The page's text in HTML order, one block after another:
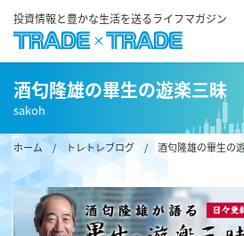
投資情報と豊かな生活を送るライフマガジン
酒匂隆雄の畢生の遊楽三昧
sakoh
ホーム/ トレトレブログ / 酒匂隆雄の畢生の